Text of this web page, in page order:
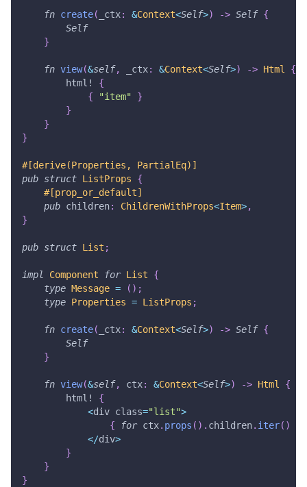
fn create( _ctx: &Context<Self>) -> Self {
Self
}
fn view(&self, _ctx: &Context<Self>) -> Html
{
html!
{
{
"item"
}
}
}
}
#[derive(Properties, PartialEq)]
pub struct ListProps
{
#[prop_or_default]
pub children: ChildrenWithProps<Item>,
}
pub struct List ;
impl Component for List
{
type Message = ( ) ;
type Properties = ListProps ;
fn create( _ctx: &Context<Self>) -> Self {
Self
}
fn view(&self, ctx: &Context<Self>) -> Html
{
html!
{
<div class="list">
{
for ctx. props ( ) . children. iter( )
</div>
}
}
}